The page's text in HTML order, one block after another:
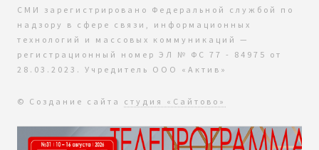
СМИ зарегистрировано Федеральной службой по
надзору в сфере связи, информационных
технологий и массовых коммуникаций —
регистрационный номер ЭЛ № ФС 77 - 84975 от
28.03.2023. Учредитель ООО «Актив»
© Создание сайта студия «Сайтово»